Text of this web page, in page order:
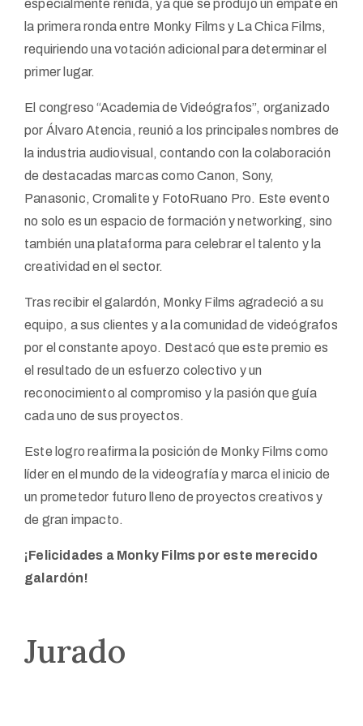
especialmente reñida, ya que se produjo un empate en
la primera ronda entre Monky Films y La Chica Films,
requiriendo una votación adicional para determinar el
primer lugar.
El congreso “Academia de Videógrafos”, organizado
por Álvaro Atencia, reunió a los principales nombres de
la industria audiovisual, contando con la colaboración
de destacadas marcas como Canon, Sony,
Panasonic, Cromalite y FotoRuano Pro. Este evento
no solo es un espacio de formación y networking, sino
también una plataforma para celebrar el talento y la
creatividad en el sector.
Tras recibir el galardón, Monky Films agradeció a su
equipo, a sus clientes y a la comunidad de videógrafos
por el constante apoyo. Destacó que este premio es
el resultado de un esfuerzo colectivo y un
reconocimiento al compromiso y la pasión que guía
cada uno de sus proyectos.
Este logro reafirma la posición de Monky Films como
líder en el mundo de la videografía y marca el inicio de
un prometedor futuro lleno de proyectos creativos y
de gran impacto.
¡Felicidades a Monky Films por este merecido
galardón!
Jurado